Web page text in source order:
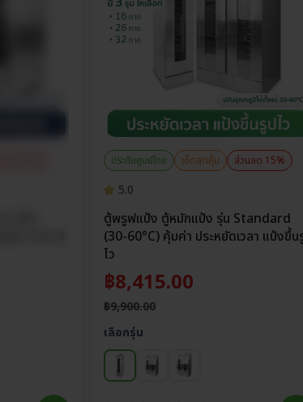
ประกันศูนย์ไทย เซ็ตสุดคุ้ม ส่วนลด 15%
5.0
ตู้พรูฟแป้ง ตู้หมักแป้ง รุ่น Standard
(30-60°C) คุ้มค่า ประหยัดเวลา แป้งขึ้น
ไว
฿8,415.00
฿9,900.00
เลือกรุ่น